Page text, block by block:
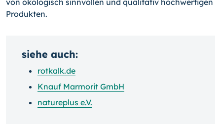
von ökologisch sinnvollen und qualitativ hochwertigen
Produkten.
siehe auch:
rotkalk.de
Knauf Marmorit GmbH
natureplus e.V.